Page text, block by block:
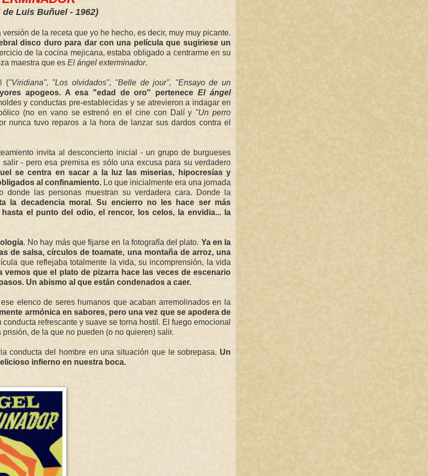
Luis Buñuel - 1962)
de la receta que yo he hecho, es decir, muy muy picante.
disco duro para dar con una película que sugiriese un
de la cocina mejicana, estaba obligado a centrarme en su
maestra que es El ángel exterminador.
("Viridiana", "Los olvidados", "Belle de jour", "Ensayo de un
apogeos. A esa "edad de oro" perteneceEl ángel
y conductas pre-establecidas y se atrevieron a indagar en
(no en vano se estrenó en el cine con Dalí y "Un perro
nunca tuvo reparos a la hora de lanzar sus dardos contra el
invita al desconcierto inicial - un grupo de burgueses
- pero esa premisa es sólo una excusa para su verdadero
se centra en sacar a la luz las miserias, hipocresías y
al confinamiento.Lo que inicialmente era una jornada
las personas muestran su verdadera cara. Donde la
la decadencia moral. Su encierro no les hace ser más
el punto del odio, el rencor, los celos, la envidia... la
. No hay más que fijarse en la fotografía del plato. Ya en la
de salsa, círculos de toamate, una montaña de arroz, una
que reflejaba totalmente la vida, su incomprensión, la vida
vemos que el plato de pizarra hace las veces de escenario
Un abismo al que están condenados a caer.
elenco de seres humanos que acaban arremolinados en la
armónica en sabores, pero una vez que se apodera de
conducta refrescante y suave se torna hostil. El fuego emocional
de la que no pueden (o no quieren) salir.
conducta del hombre en una situación que le sobrepasa. Un
infierno en nuestra boca.